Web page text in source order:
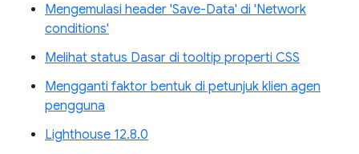
Mengemulasi header 'Save-Data' di 'Network
conditions'
Melihat status Dasar di tooltip properti CSS
Mengganti faktor bentuk di petunjuk klien agen
pengguna
Lighthouse 12.8.0